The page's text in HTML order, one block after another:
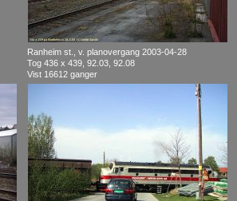
Ranheim st., v. planovergang 2003-04-28
Tog 436 x 439, 92.03, 92.08
Vist 16612 ganger